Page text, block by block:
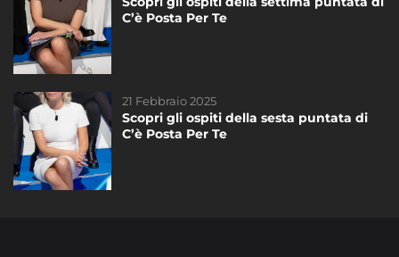
C’è Posta Per Te
21 Febbraio 2025
Scopri gli ospiti della sesta puntata di
C’è Posta Per Te
per voi la storia di Adele e Giovanni
07 Marzo 2025
Scopri gli ospiti dell’ottava puntata di
C’è Posta Per Te